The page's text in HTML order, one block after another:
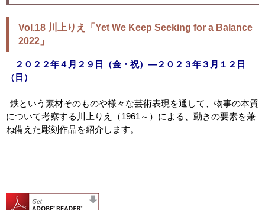
Vol.18 川上りえ「 Yet We Keep Seeking for a Balance
2022」
２０２２年４月２９日（金・祝）―２０２３年３月１２日
（日）
鉄という素材そのものや様々な芸術表現を通して、物事の本質
について考察する川上りえ（1961～）による、動きの要素を兼
ね備えた彫刻作品を紹介します。